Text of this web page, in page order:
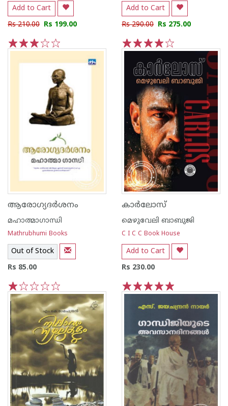
Add to Cart
Rs 210.00 Rs 199.00
5
4
3
2
1
Add to Cart
Rs 290.00 Rs 275.00
5
4
3
2
1
ആരോഗ്യദര്‍ശനം
മഹാത്മാഗാന്ധി
Mathrubhumi Books
Out of Stock
Rs 85.00
5
4
3
2
1
കാര്‍ലോസ്
മെഴുവേലി ബാബുജി
C I C C Book House
Add to Cart
Rs 230.00
5
4
3
2
1